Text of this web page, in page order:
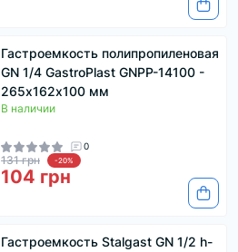
Гастроемкость полипропиленовая
GN 1/4 GastroPlast GNPP-14100 -
265х162х100 мм
В наличии
0
131 грн -20%
104 грн
Гастроемкость Stalgast GN 1/2 h-